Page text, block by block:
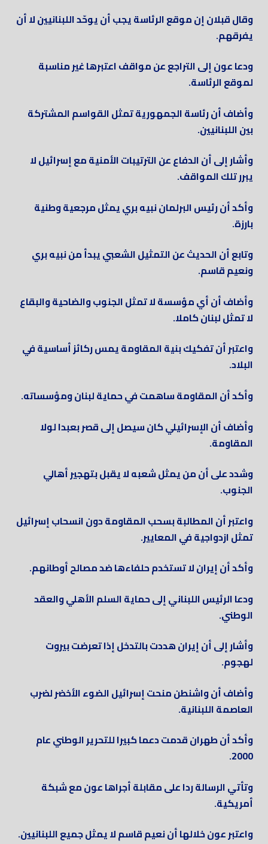
وقال قبلان إن موقع الرئاسة يجب أن يوحّد اللبنانيين لا أن
يفرقهم.
ودعا عون إلى التراجع عن مواقف اعتبرها غير مناسبة
لموقع الرئاسة.
وأضاف أن رئاسة الجمهورية تمثل القواسم المشتركة
بين اللبنانيين.
وأشار إلى أن الدفاع عن الترتيبات الأمنية مع إسرائيل لا
يبرر تلك المواقف.
وأكد أن رئيس البرلمان نبيه بري يمثل مرجعية وطنية
بارزة.
وتابع أن الحديث عن التمثيل الشعبي يبدأ من نبيه بري
ونعيم قاسم.
وأضاف أن أي مؤسسة لا تمثل الجنوب والضاحية والبقاع
لا تمثل لبنان كاملا.
واعتبر أن تفكيك بنية المقاومة يمس ركائز أساسية في
البلاد.
وأكد أن المقاومة ساهمت في حماية لبنان ومؤسساته.
وأضاف أن الإسرائيلي كان سيصل إلى قصر بعبدا لولا
المقاومة.
وشدد على أن من يمثل شعبه لا يقبل بتهجير أهالي
الجنوب.
واعتبر أن المطالبة بسحب المقاومة دون انسحاب إسرائيل
تمثل ازدواجية في المعايير.
وأكد أن إيران لا تستخدم حلفاءها ضد مصالح أوطانهم.
ودعا الرئيس اللبناني إلى حماية السلم الأهلي والعقد
الوطني.
وأشار إلى أن إيران هددت بالتدخل إذا تعرضت بيروت
لهجوم.
وأضاف أن واشنطن منحت إسرائيل الضوء الأخضر لضرب
العاصمة اللبنانية.
وأكد أن طهران قدمت دعما كبيرا للتحرير الوطني عام
2000.
وتأتي الرسالة ردا على مقابلة أجراها عون مع شبكة
أمريكية.
واعتبر عون خلالها أن نعيم قاسم لا يمثل جميع اللبنانيين.